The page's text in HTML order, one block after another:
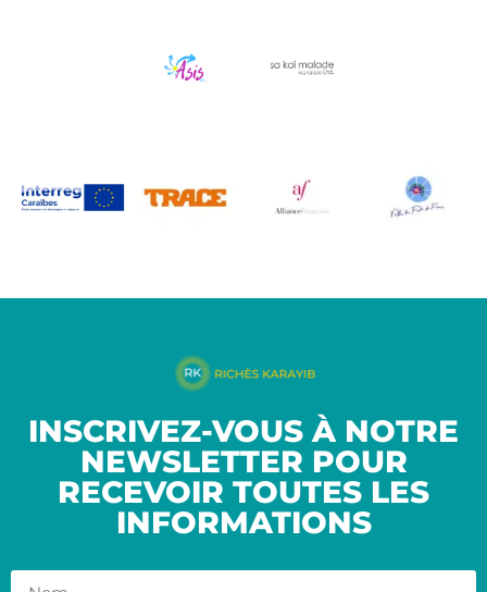
INSCRIVEZ-VOUS À NOTRE
NEWSLETTER POUR
RECEVOIR TOUTES LES
INFORMATIONS